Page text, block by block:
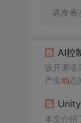
请发表
AI控
该开源项
产生动态
本文介绍